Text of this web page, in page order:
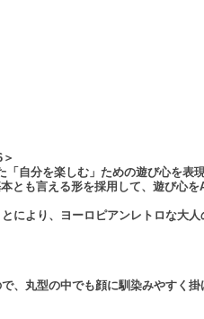
自分を楽しむ」ための遊び心を表
も言える形を採用して、遊び心を
により、ヨーロピアンレトロな大人
、丸型の中でも顔に馴染みやすく掛